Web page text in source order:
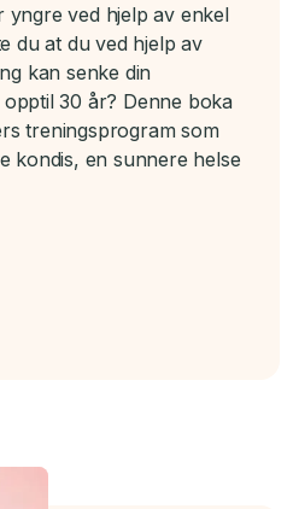
yngre ved hjelp av enkel
du at du ved hjelp av
kan senke din
30 år? Denne boka
treningsprogram som
kondis, en sunnere helse